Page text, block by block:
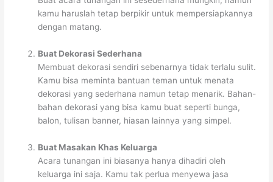
kamu haruslah tetap berpikir untuk mempersiapkannya
dengan matang.
Buat Dekorasi Sederhana
Membuat dekorasi sendiri sebenarnya tidak terlalu sulit.
Kamu bisa meminta bantuan teman untuk menata
dekorasi yang sederhana namun tetap menarik. Bahan-
bahan dekorasi yang bisa kamu buat seperti bunga,
balon, tulisan banner, hiasan lainnya yang simpel.
Buat Masakan Khas Keluarga
Acara tunangan ini biasanya hanya dihadiri oleh
keluarga ini saja. Kamu tak perlua menyewa jasa